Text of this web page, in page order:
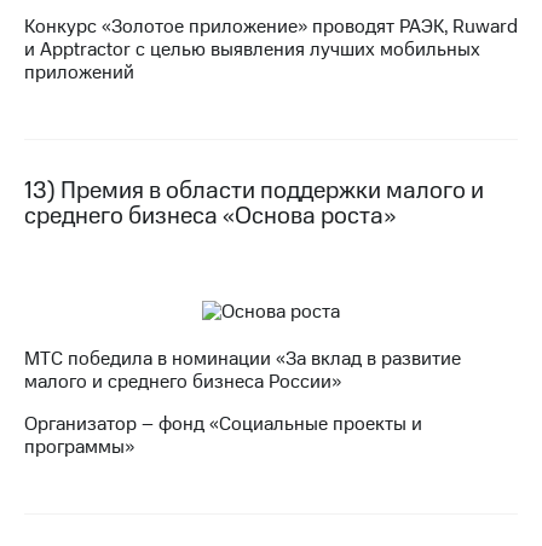
Конкурс «Золотое приложение» проводят РАЭК, Ruward
и Apptractor с целью выявления лучших мобильных
приложений
13) Премия в области поддержки малого и
среднего бизнеса «Основа роста»
МТС победила в номинации «За вклад в развитие
малого и среднего бизнеса России»
Организатор – фонд «Социальные проекты и
программы»